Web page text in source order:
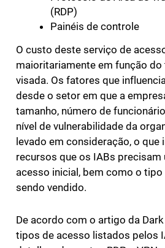
(RDP)
Painéis de controle
O custo deste serviço de
maioritariamente em função
visada. Os fatores que
desde o setor em que a
tamanho, número de
nível de vulnerabilidade da
levado em consideração, o
recursos que os IABs precisam
acesso inicial, bem como o
sendo vendido.
De acordo com o artigo da
tipos de acesso listados pelos